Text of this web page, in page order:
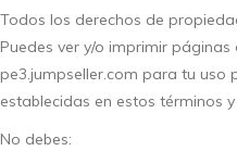
Todos los derechos de
Puedes ver y/o imprimir
pe3.jumpseller.com para tu uso
establecidas en estos términos
No debes: